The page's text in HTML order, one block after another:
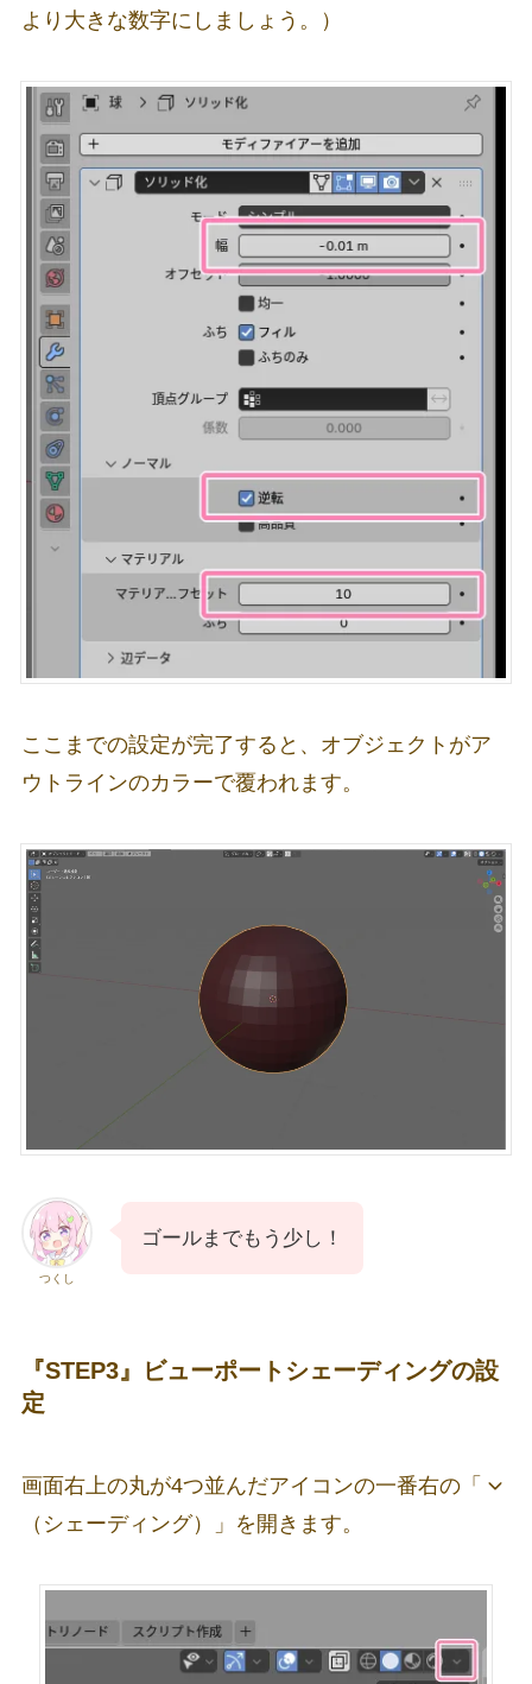
より大きな数字にしましょう。）
ここまでの設定が完了すると、オブジェクトがア
ウトラインのカラーで覆われます。
つくし
ゴールまでもう少し！
『STEP3』ビューポートシェーディングの設
定
画面右上の丸が4つ並んだアイコンの一番右の「
（シェーディング）」を開きます。